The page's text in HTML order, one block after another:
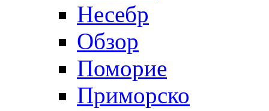
Несебр
Обзор
Поморие
Приморско